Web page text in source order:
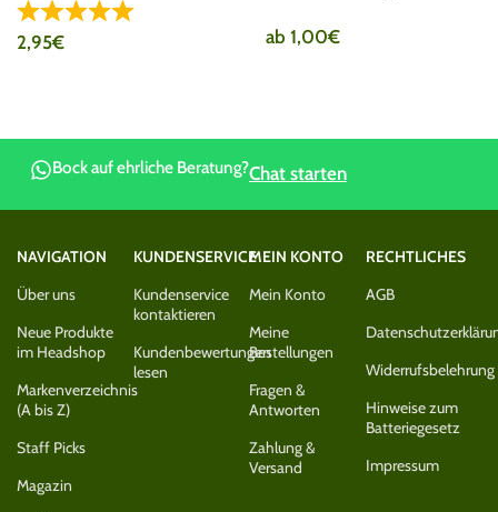
2,95€
ab 1,00€
Bock auf ehrliche Beratung?Chat starten
NAVIGATION
Über uns
Neue Produkte
im Headshop
Markenverzeichnis
(A bis Z)
Staff Picks
Magazin
KUNDENSERVICE
Kundenservice
kontaktieren
Kundenbewertungen
lesen
MEIN KONTO
Mein Konto
Meine
Bestellungen
Fragen &
Antworten
Zahlung &
Versand
RECHTLICHES
AGB
Widerrufsbelehrung
Hinweise zum
Batteriegesetz
Impressum